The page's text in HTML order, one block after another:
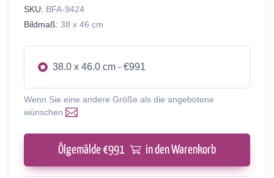
SKU: BFA-9424
Bildmaß: 38 x 46 cm
38.0 x 46.0 cm - €991
Wenn Sie eine andere Größe als die angebotene
wünschen
Ölgemälde €991 in den Warenkorb